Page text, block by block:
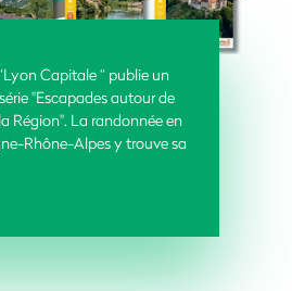
Lyon Capitale “ publie un
"Escapades autour de
Région". La randonnée en
Rhône-Alpesy trouve sa